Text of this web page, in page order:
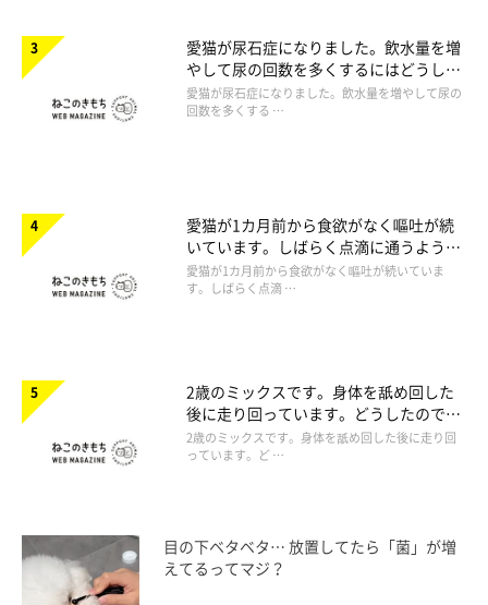
愛猫が尿石症になりました。飲水量を増
やして尿の回数を多くするにはどうした
らいいですか。
愛猫が尿石症になりました。飲水量を増やして尿の
回数を多くする …
愛猫が1カ月前から食欲がなく嘔吐が続
いています。しばらく点滴に通うように
言われたのですが心配です。
愛猫が1カ月前から食欲がなく嘔吐が続いていま
す。しばらく点滴 …
2歳のミックスです。身体を舐め回した
後に走り回っています。どうしたのでし
ょうか。
2歳のミックスです。身体を舐め回した後に走り回
っています。ど …
目の下ベタベタ… 放置してたら「菌」が増
えてるってマジ？